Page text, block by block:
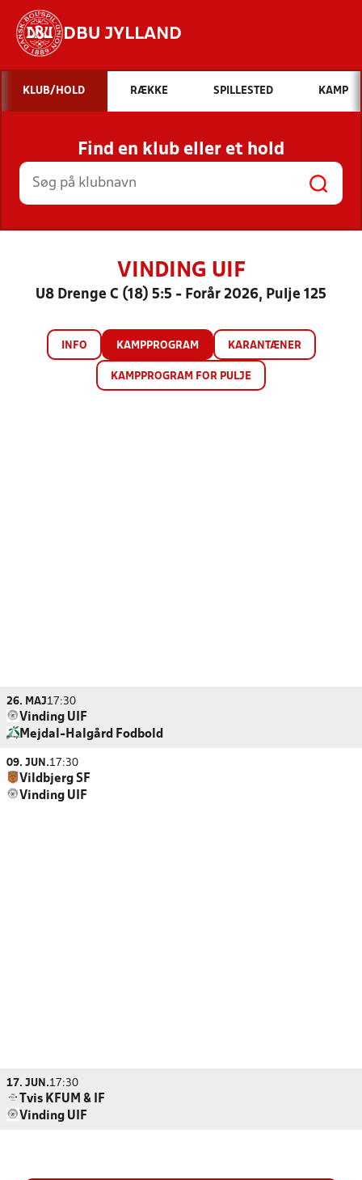
DBU JYLLAND
Hvad vil du søge efter?
INDHOLD OG NYHEDER
STILLINGER, RESULTATER, KLUBBER OG
HOLD
KLUB/HOLD RÆKKE SPILLESTED KAMP
Find en klub eller et hold
VINDING UIF
U8 Drenge C (18) 5:5 - Forår 2026, Pulje 125
INFO KAMPPROGRAM KARANTÆNER
KAMPPROGRAM FOR PULJE
26. MAJ17:30
Vinding UIF
Mejdal-Halgård Fodbold
09. JUN.17:30
Vildbjerg SF
Vinding UIF
17. JUN.17:30
Tvis KFUM & IF
Vinding UIF